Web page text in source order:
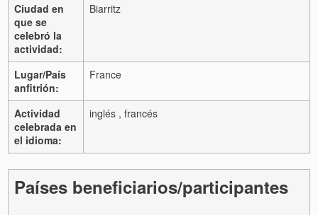
Ciudad en
que se
celebró la
actividad:
Biarritz
Lugar/País
anfitrión:
France
Actividad
celebrada en
el idioma:
inglés , francés
Países beneficiarios/participantes